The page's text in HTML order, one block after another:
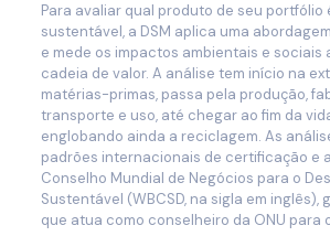
Para avaliar qual produto de seu portfólio
sustentável, a DSM aplica uma
e mede os impactos ambientais e sociais
cadeia de valor. A análise tem início na
matérias-primas, passa pela produção,
transporte e uso, até chegar ao fim da
englobando ainda a reciclagem. As
padrões internacionais de certificação e
Conselho Mundial de Negócios para o
Sustentável (WBCSD, na sigla em inglês),
que atua como conselheiro da ONU para